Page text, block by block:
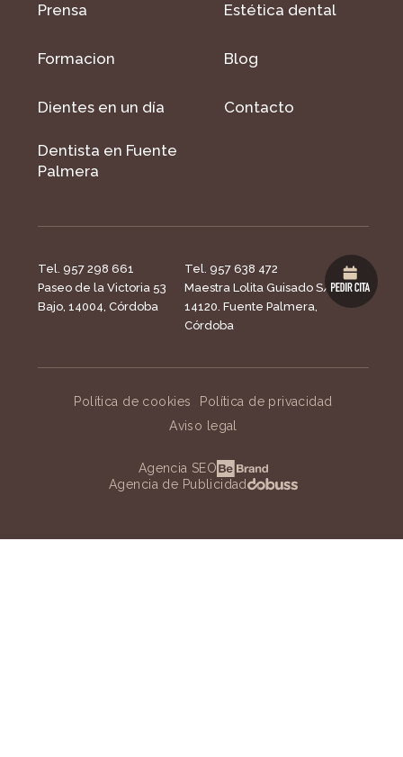
Prensa Estética dental
Formacion Blog
Dientes en un día Contacto
Dentista en Fuente
Palmera
Tel. 957 298 661
Paseo de la Victoria 53
Bajo, 14004, Córdoba
Tel. 957 638 472
Maestra Lolita Guisado S/N,
14120. Fuente Palmera,
Córdoba
Política de cookies
Política de privacidad
Aviso legal
Agencia SEO
Agencia de Publicidad